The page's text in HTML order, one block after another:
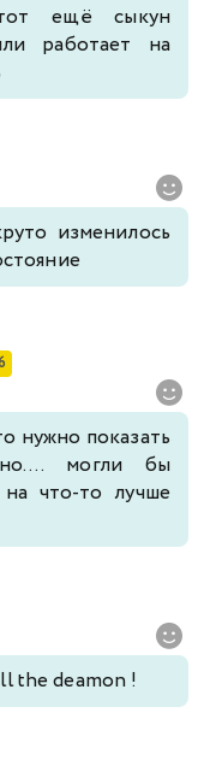
ещё сыкун
работает на
изменилось
нужно показать
могли бы
на что-то лучше
the deamon !